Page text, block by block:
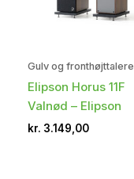
Gulv og fronthøjttalere
Elipson Horus 11F
Valnød – Elipson
kr. 3.149,00